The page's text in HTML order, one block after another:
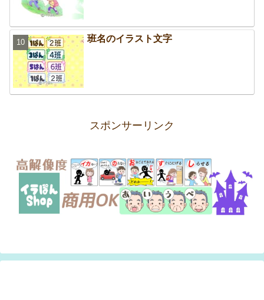
班名のイラスト文字
スポンサーリンク